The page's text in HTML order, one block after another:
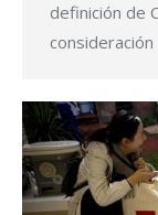
definición de